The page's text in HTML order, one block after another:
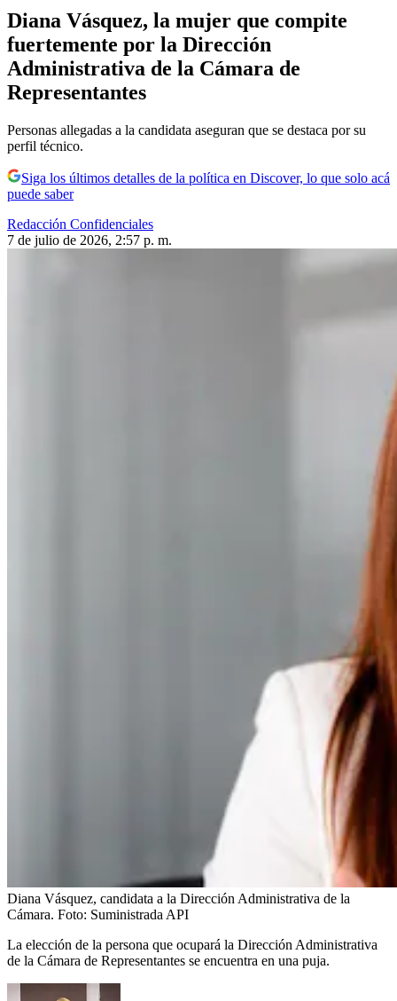
Diana Vásquez, la mujer que compite
fuertemente por la Dirección
Administrativa de la Cámara de
Representantes
Personas allegadas a la candidata aseguran que se destaca por su
perfil técnico.
Siga los últimos detalles de la política en Discover, lo que solo acá
puede saber
Redacción Confidenciales
7 de julio de 2026, 2:57 p. m.
Diana Vásquez, candidata a la Dirección Administrativa de la
Cámara. Foto: Suministrada API
La elección de la persona que ocupará la Dirección Administrativa
de la Cámara de Representantes se encuentra en una puja.